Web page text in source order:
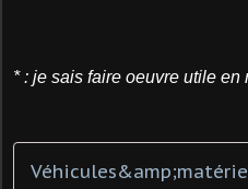
* : je sais faire oeuvre utile